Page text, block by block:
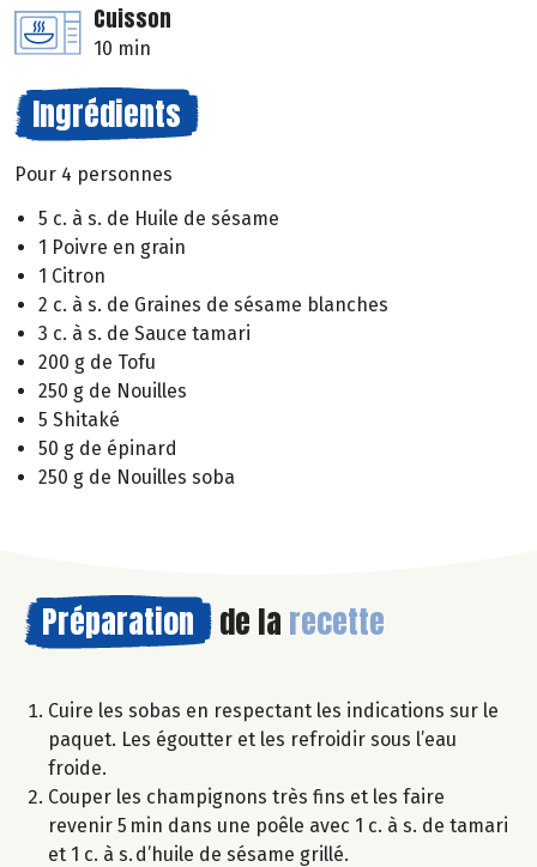
Cuisson
10 min
Ingrédients
Pour 4 personnes
5 c. à s. de Huile de sésame
1 Poivre en grain
1 Citron
2 c. à s. de Graines de sésame blanches
3 c. à s. de Sauce tamari
200 g de Tofu
250 g de Nouilles
5 Shitaké
50 g de épinard
250 g de Nouilles soba
Préparation de la recette
Cuire les sobas en respectant les indications sur le
paquet. Les égoutter et les refroidir sous l’eau
froide.
Couper les champignons très fins et les faire
revenir 5 min dans une poêle avec 1 c. à s. de tamari
et 1 c. à s. d’huile de sésame grillé.